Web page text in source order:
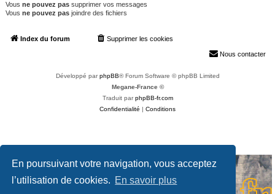
En poursuivant votre navigation, vous acceptez
l’utilisation de cookies. En savoir plus
Vous ne pouvez pas supprimer vos messages
Vous ne pouvez pas joindre des fichiers
Index du forum Supprimer les cookies
Nous contacter
Développé parphpBB® Forum Software © phpBB Limited
Megane-France ©
Traduit parphpBB-fr.com
Confidentialité | Conditions